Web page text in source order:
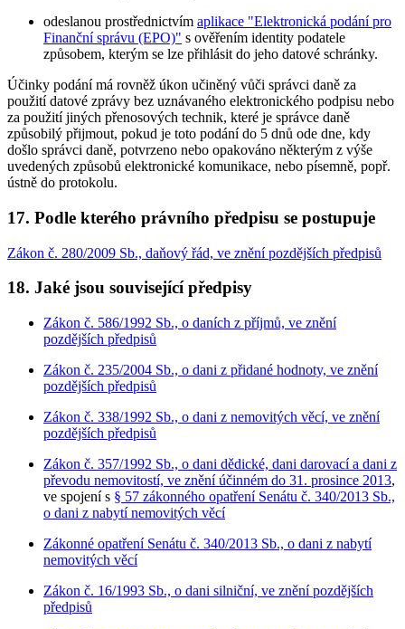
odeslanou prostřednictvím aplikace "Elektronická podání pro
Finanční správu (EPO)" s ověřením identity podatele
způsobem, kterým se lze přihlásit do jeho datové schránky.
Účinky podání má rovněž úkon učiněný vůči správci daně za
použití datové zprávy bez uznávaného elektronického podpisu nebo
za použití jiných přenosových technik, které je správce daně
způsobilý přijmout, pokud je toto podání do 5 dnů ode dne, kdy
došlo správci daně, potvrzeno nebo opakováno některým z výše
uvedených způsobů elektronické komunikace, nebo písemně, popř.
ústně do protokolu.
17. Podle kterého právního předpisu se postupuje
Zákon č. 280/2009 Sb., daňový řád, ve znění pozdějších předpisů
18. Jaké jsou související předpisy
Zákon č. 586/1992 Sb., o daních z příjmů, ve znění
pozdějších předpisů
Zákon č. 235/2004 Sb., o dani z přidané hodnoty, ve znění
pozdějších předpisů
Zákon č. 338/1992 Sb., o dani z nemovitých věcí, ve znění
pozdějších předpisů
Zákon č. 357/1992 Sb., o dani dědické, dani darovací a dani z
převodu nemovitostí, ve znění účinném do 31. prosince 2013,
ve spojení s § 57 zákonného opatření Senátu č. 340/2013 Sb.,
o dani z nabytí nemovitých věcí
Zákonné opatření Senátu č. 340/2013 Sb., o dani z nabytí
nemovitých věcí
Zákon č. 16/1993 Sb., o dani silniční, ve znění pozdějších
předpisů